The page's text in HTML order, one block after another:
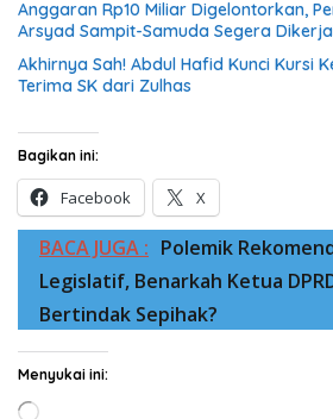
Anggaran Rp10 Miliar Digelontorkan,
Arsyad Sampit-Samuda Segera
Akhirnya Sah! Abdul Hafid Kunci Kursi
Terima SK dari Zulhas
Bagikan ini:
Facebook X
BACA JUGA : Polemik
Legislatif, Benarkah Ketua
Bertindak Sepihak?
Menyukai ini:
Memuat...